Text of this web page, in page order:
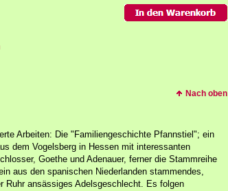
Nach oben
Arbeiten: Die "Familiengeschichte Pfannstiel"; ein
dem Vogelsberg in Hessen mit interessanten
Goethe und Adenauer, ferner die Stammreihe
aus den spanischen Niederlanden stammendes,
Ruhr ansässiges Adelsgeschlecht. Es folgen